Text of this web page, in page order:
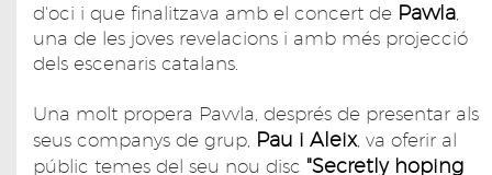
d'oci i que finalitzava amb el concert de Pavvla,
una de les joves revelacions i amb més projecció
dels escenaris catalans.
Una molt propera Pavvla, després de presentar als
seus companys de grup, Pau i Aleix, va oferir al
públic temes del seu nou disc "Secretly hoping